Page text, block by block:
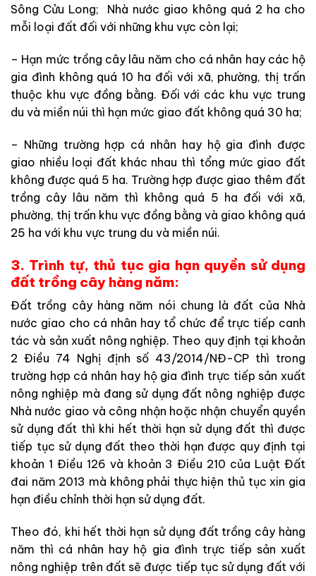
Sông Cửu Long; Nhà nước giao không quá 2 ha cho
mỗi loại đất đối với những khu vực còn lại;
– Hạn mức trồng cây lâu năm cho cá nhân hay các hộ
gia đình không quá 10 ha đối với xã, phường, thị trấn
thuộc khu vực đồng bằng. Đối với các khu vực trung
du và miền núi thì hạn mức giao đất không quá 30 ha;
– Những trường hợp cá nhân hay hộ gia đình được
giao nhiều loại đất khác nhau thì tổng mức giao đất
không được quá 5 ha. Trường hợp được giao thêm đất
trồng cây lâu năm thì không quá 5 ha đối với xã,
phường, thị trấn khu vực đồng bằng và giao không quá
25 ha với khu vực trung du và miền núi.
3. Trình tự, thủ tục gia hạn quyền sử dụng
đất trồng cây hàng năm:
Đất trồng cây hàng năm nói chung là đất của Nhà
nước giao cho cá nhân hay tổ chức để trực tiếp canh
tác và sản xuất nông nghiệp. Theo quy định tại khoản
2 Điều 74 Nghị định số 43/2014/NĐ-CP thì trong
trường hợp cá nhân hay hộ gia đình trực tiếp sản xuất
nông nghiệp mà đang sử dụng đất nông nghiệp được
Nhà nước giao và công nhận hoặc nhận chuyển quyền
sử dụng đất thì khi hết thời hạn sử dụng đất thì được
tiếp tục sử dụng đất theo thời hạn được quy định tại
khoản 1 Điều 126 và khoản 3 Điều 210 của Luật Đất
đai năm 2013 mà không phải thực hiện thủ tục xin gia
hạn điều chỉnh thời hạn sử dụng đất.
Theo đó, khi hết thời hạn sử dụng đất trồng cây hàng
năm thì cá nhân hay hộ gia đình trực tiếp sản xuất
nông nghiệp trên đất sẽ được tiếp tục sử dụng đất với